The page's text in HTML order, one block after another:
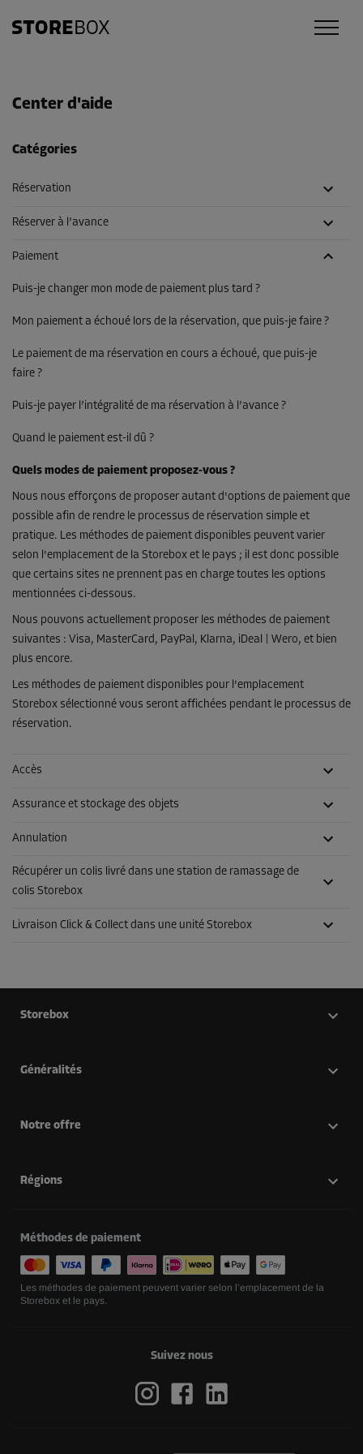
Center d'aide
Catégories
Réservation
Réserver à l’avance
Paiement
Puis-je changer mon mode de paiement plus tard ?
Mon paiement a échoué lors de la réservation, que puis-je faire ?
Le paiement de ma réservation en cours a échoué, que puis-je
faire ?
Puis-je payer l’intégralité de ma réservation à l’avance ?
Quand le paiement est-il dû ?
Quels modes de paiement proposez-vous ?
Nous nous efforçons de proposer autant d'options de paiement que
possible afin de rendre le processus de réservation simple et
pratique. Les méthodes de paiement disponibles peuvent varier
selon l'emplacement de la Storebox et le pays ; il est donc possible
que certains sites ne prennent pas en charge toutes les options
mentionnées ci-dessous.
Nous pouvons actuellement proposer les méthodes de paiement
suivantes : Visa, MasterCard, PayPal, Klarna, iDeal | Wero, et bien
plus encore.
Les méthodes de paiement disponibles pour l'emplacement
Storebox sélectionné vous seront affichées pendant le processus de
réservation.
Accès
Assurance et stockage des objets
Annulation
Récupérer un colis livré dans une station de ramassage de
colis Storebox
Livraison Click & Collect dans une unité Storebox
Storebox
Généralités
Notre offre
Régions
Méthodes de paiement
Les méthodes de paiement peuvent varier selon l’emplacement de la
Storebox et le pays.
Suivez nous